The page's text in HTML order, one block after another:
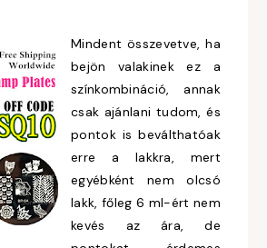
Mindent összevetve, ha
bejön valakinek ez a
színkombináció, annak
csak ajánlani tudom, és
pontok is beválthatóak
erre a lakkra, mert
egyébként nem olcsó
lakk, főleg 6 ml-ért nem
kevés az ára, de